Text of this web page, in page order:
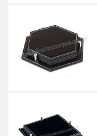
Sümen
Takımı
promosyon
Yapışkan
Notluk
Seti
Bilgisayar
Aksesuarları